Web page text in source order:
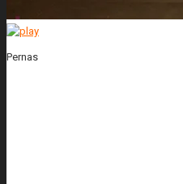
Pernas